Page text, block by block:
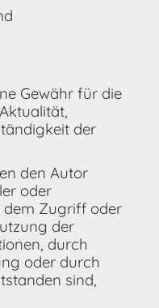
Gewähr für die
der
den Autor
oder
dem Zugriff oder
der
durch
oder durch
sind,